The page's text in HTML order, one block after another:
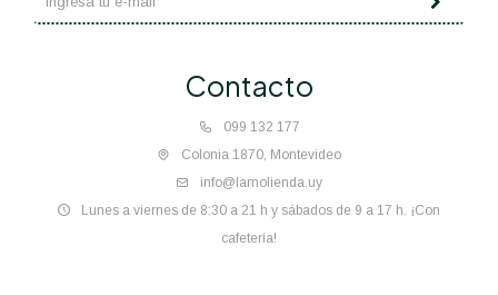
Contacto
099 132 177
Colonia 1870, Montevideo
info@lamolienda.uy
Lunes a viernes de 8:30 a 21 h y sábados de 9 a 17 h. ¡Con
cafetería!